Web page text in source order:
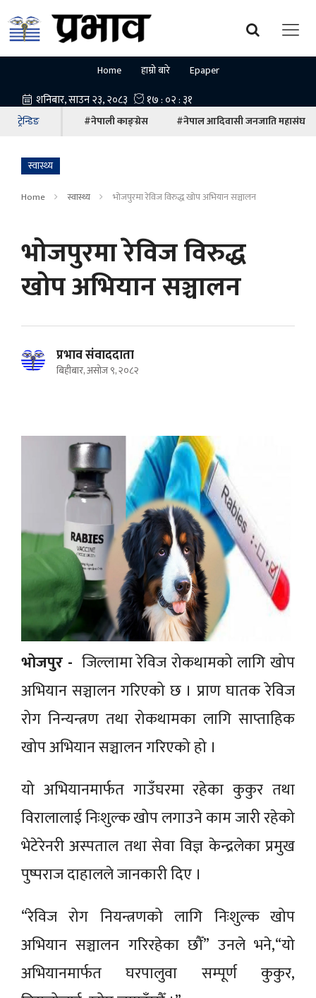
Home हाम्रो बारे Epaper
ट्रेन्डिङ #नेपाली काङ्ग्रेस #नेपाल आदिवासी जनजाति महासंघ
स्वास्थ्य
Home स्वास्थ्य भोजपुरमा रेविज विरुद्ध खोप अभियान सञ्चालन
भोजपुरमा रेविज विरुद्ध
खोप अभियान सञ्चालन
प्रभाव संवाददाता
बिहीबार, असोज ९, २०८२
भोजपुर - जिल्लामा रेविज रोकथामको लागि खोप
अभियान सञ्चालन गरिएको छ । प्राण घातक रेविज
रोग निन्यन्त्रण तथा रोकथामका लागि साप्ताहिक
खोप अभियान सञ्चालन गरिएको हो ।
यो अभियानमार्फत गाउँघरमा रहेका कुकुर तथा
विरालालाई निःशुल्क खोप लगाउने काम जारी रहेको
भेटेरेनरी अस्पताल तथा सेवा विज्ञ केन्द्रलेका प्रमुख
पुष्पराज दाहालले जानकारी दिए ।
“रेविज रोग नियन्त्रणको लागि निःशुल्क खोप
अभियान सञ्चालन गरिरहेका छौँ” उनले भने,“यो
अभियानमार्फत घरपालुवा सम्पूर्ण कुकुर,